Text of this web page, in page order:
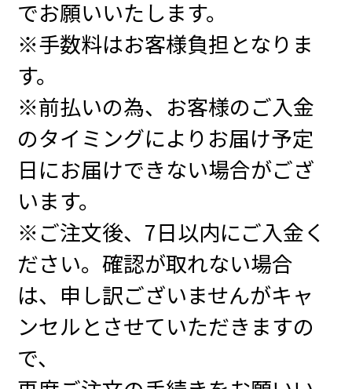
でお願いいたします。
※手数料はお客様負担となりま
す。
※前払いの為、お客様のご入金
のタイミングによりお届け予定
日にお届けできない場合がござ
います。
※ご注文後、7日以内にご入金く
ださい。確認が取れない場合
は、申し訳ございませんがキャ
ンセルとさせていただきますの
で、